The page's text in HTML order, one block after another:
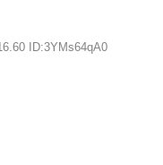
ID:3YMs64qA0